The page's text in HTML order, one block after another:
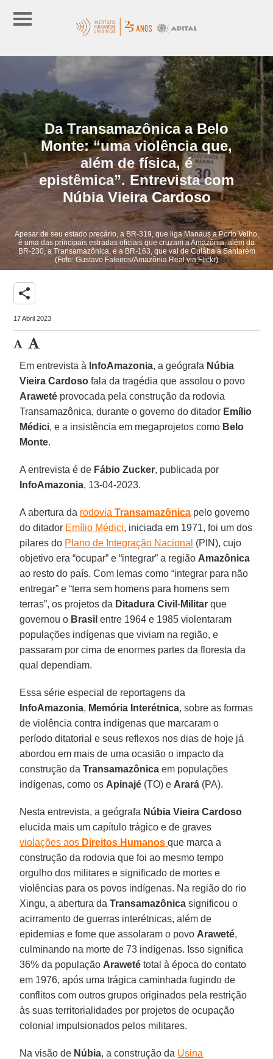
Da Transamazônica a Belo
Monte: “uma violência que,
além de física, é
epistêmica”. Entrevista com
Núbia Vieira Cardoso
Apesar de seu estado precário, a BR-319, que liga Manaus a Porto Velho,
é uma das principais estradas oficiais que cruzam a Amazônia, além da
BR-230, a Transamazônica, e a BR-163, que vai de Cuiába a Santarém
(Foto: Gustavo Faleiros/Amazônia Real via Flickr)
share
17 Abril 2023
Em entrevista à InfoAmazonia, a geógrafa Núbia
Vieira Cardoso fala da tragédia que assolou o povo
Araweté provocada pela construção da rodovia
Transamazônica, durante o governo do ditador Emílio
Médici, e a insistência em megaprojetos como Belo
Monte.
A entrevista é de Fábio Zucker, publicada por
InfoAmazonia, 13-04-2023.
A abertura da rodovia Transamazônica pelo governo
do ditador Emílio Médici, iniciada em 1971, foi um dos
pilares do Plano de Integração Nacional (PIN), cujo
objetivo era “ocupar” e “integrar” a região Amazônica
ao resto do país. Com lemas como “integrar para não
entregar” e “terra sem homens para homens sem
terras”, os projetos da Ditadura Civil-Militar que
governou o Brasil entre 1964 e 1985 violentaram
populações indígenas que viviam na região, e
passaram por cima de enormes partes da floresta da
qual dependiam.
Essa série especial de reportagens da
InfoAmazonia, Memória Interétnica, sobre as formas
de violência contra indígenas que marcaram o
período ditatorial e seus reflexos nos dias de hoje já
abordou em mais de uma ocasião o impacto da
construção daTransamazônica em populações
indígenas, como os Apinajé (TO) e Arará (PA).
Nesta entrevista, a geógrafa Núbia Vieira Cardoso
elucida mais um capítulo trágico e de graves
violações aos Direitos Humanos que marca a
construção da rodovia que foi ao mesmo tempo
orgulho dos militares e significado de mortes e
violências para os povos indígenas. Na região do rio
Xingu, a abertura daTransamazônica significou o
acirramento de guerras interétnicas, além de
epidemias e fome que assolaram o povo Araweté,
culminando na morte de 73 indígenas. Isso significa
36% da população Araweté total à época do contato
em 1976, após uma trágica caminhada fugindo de
conflitos com outros grupos originados pela restrição
às suas territorialidades por projetos de ocupação
colonial impulsionados pelos militares.
Na visão de Núbia, a construção da Usina